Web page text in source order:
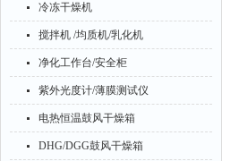
冷冻干燥机
搅拌机 /均质机/乳化机
净化工作台/安全柜
紫外光度计/薄膜测试仪
电热恒温鼓风干燥箱
DHG/DGG鼓风干燥箱